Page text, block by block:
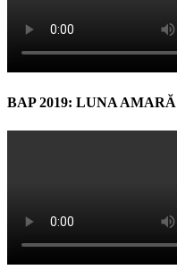
BAP 2019: LUNA AMARĂ